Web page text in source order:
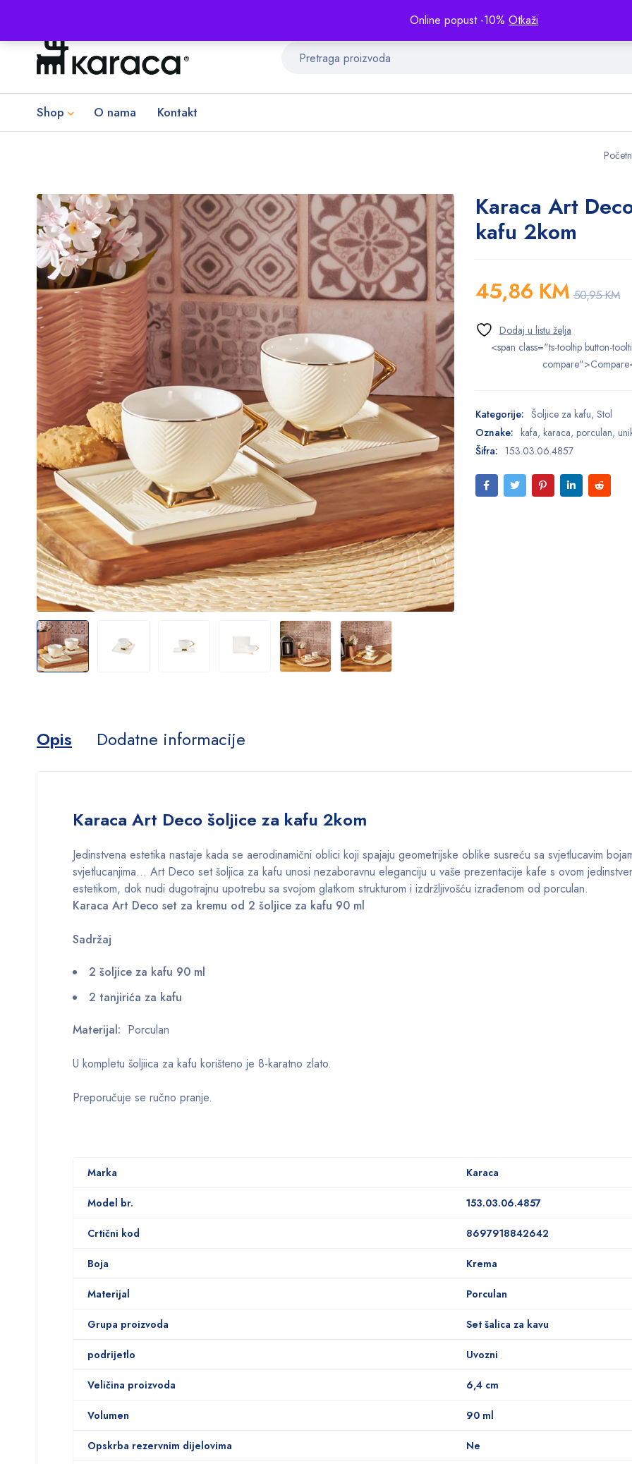
Online popust -10% Otkaži
Shop O nama Kontakt
Karaca Art
kafu 2kom
50,95KM
45,86 KM
<span class="ts-tooltip button-
Kategorije: Šoljice za kafu, Stol
Oznake: kafa, karaca, porculan,
Šifra: 153.03.06.4857
Opis Dodatne informacije
Karaca Art Deco šoljice za kafu 2kom
Jedinstvena estetika nastaje kada se aerodinamični oblici koji spajaju geometrijske oblike susreću sa svjetlucavim
svjetlucanjima… Art Deco set šoljica za kafu unosi nezaboravnu eleganciju u vaše prezentacije kafe s ovom
estetikom, dok nudi dugotrajnu upotrebu sa svojom glatkom strukturom i izdržljivošću izrađenom od porculan.
Karaca Art Deco set za kremu od 2 šoljice za kafu 90 ml
Sadržaj
2 šoljice za kafu 90 ml
2 tanjirića za kafu
Materijal: Porculan
U kompletu šoljiica za kafu korišteno je 8-karatno zlato.
Preporučuje se ručno pranje.
Marka Karaca
Model br. 153.03.06.4857
Crtični kod 8697918842642
Boja Krema
Materijal Porculan
Grupa proizvoda Set šalica za kavu
podrijetlo Uvozni
Veličina proizvoda 6,4 cm
Volumen 90 ml
Opskrba rezervnim dijelovima Ne